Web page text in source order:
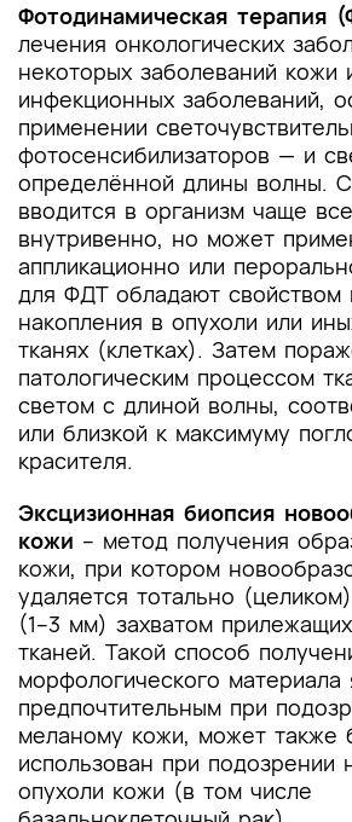
Фотодинамическая терапия
лечения онкологических
некоторых заболеваний кожи
инфекционных заболеваний,
применении
фотосенсибилизаторов — и
определённой длины волны.
вводится в организм чаще
внутривенно, но может
аппликационно или
для ФДТ обладают свойством
накопления в опухоли или
тканях (клетках). Затем
патологическим процессом
светом с длиной волны,
или близкой к максимуму
красителя.
Эксцизионная биопсия
кожи – метод получения
кожи, при котором
удаляется тотально
(1–3 мм) захватом
тканей. Такой способ
морфологического материала
предпочтительным при
меланому кожи, может также
использован при подозрении
опухоли кожи (в том числе